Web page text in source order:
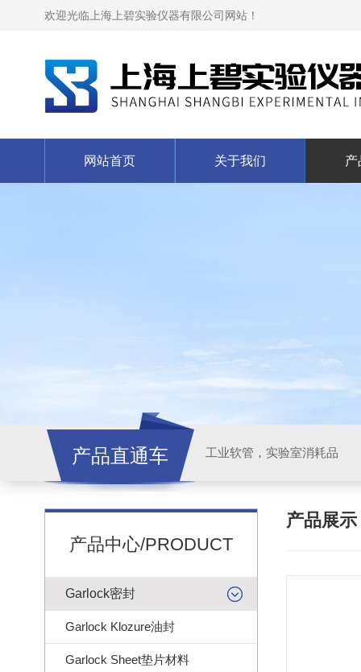
欢迎光临上海上碧实验仪器有限公司网站！
网站首页 关于我们 产
产品直通车 工业软管，实验室消耗品
产品中心/PRODUCT
Garlock密封
Garlock Klozure油封
Garlock Sheet垫片材料
产品展示